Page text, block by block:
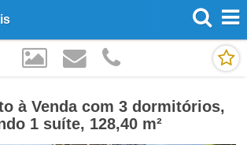
à Venda com 3 dormitórios,
1 suíte, 128,40 m²